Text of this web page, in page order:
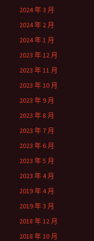
2024 年 3 月
2024 年 2 月
2024 年 1 月
2023 年 12 月
2023 年 11 月
2023 年 10 月
2023 年 9 月
2023 年 8 月
2023 年 7 月
2023 年 6 月
2023 年 5 月
2023 年 4 月
2019 年 4 月
2019 年 3 月
2018 年 12 月
2018 年 10 月